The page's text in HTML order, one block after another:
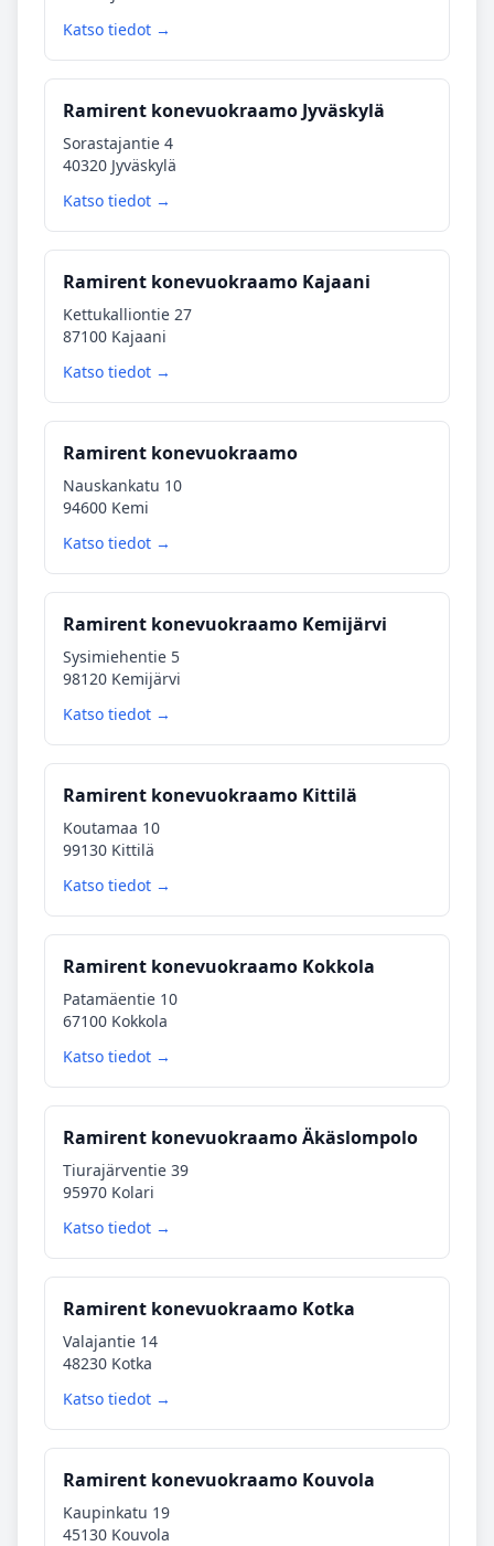
Katso tiedot →
Ramirent konevuokraamo Jyväskylä
Sorastajantie 4
40320 Jyväskylä
Katso tiedot →
Ramirent konevuokraamo Kajaani
Kettukalliontie 27
87100 Kajaani
Katso tiedot →
Ramirent konevuokraamo
Nauskankatu 10
94600 Kemi
Katso tiedot →
Ramirent konevuokraamo Kemijärvi
Sysimiehentie 5
98120 Kemijärvi
Katso tiedot →
Ramirent konevuokraamo Kittilä
Koutamaa 10
99130 Kittilä
Katso tiedot →
Ramirent konevuokraamo Kokkola
Patamäentie 10
67100 Kokkola
Katso tiedot →
Ramirent konevuokraamo Äkäslompolo
Tiurajärventie 39
95970 Kolari
Katso tiedot →
Ramirent konevuokraamo Kotka
Valajantie 14
48230 Kotka
Katso tiedot →
Ramirent konevuokraamo Kouvola
Kaupinkatu 19
45130 Kouvola